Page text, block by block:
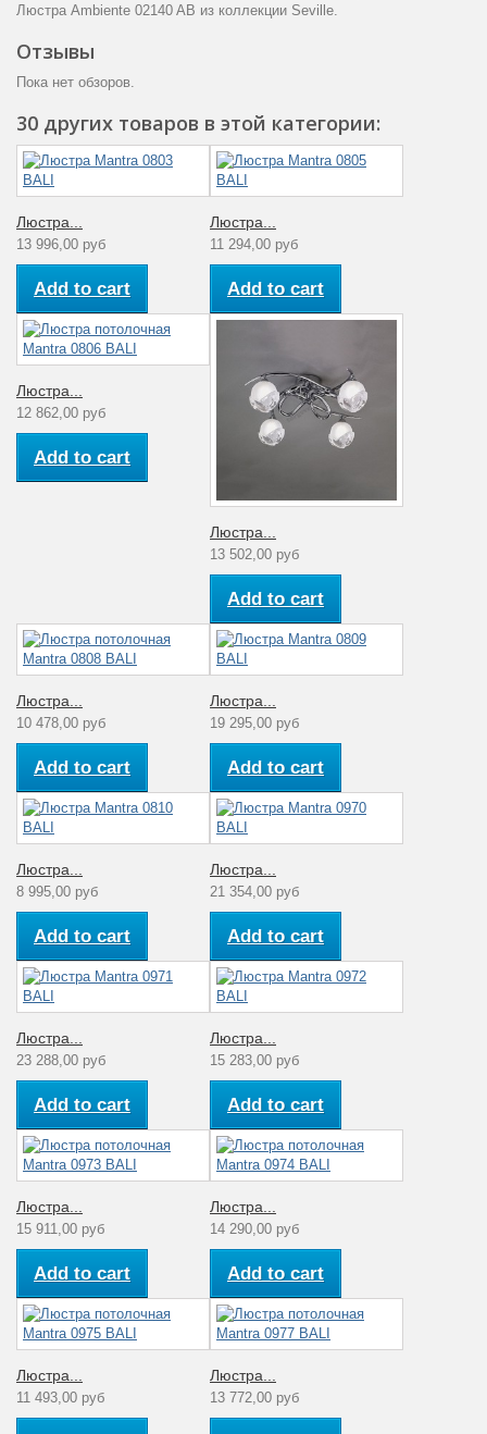
Люстра Ambiente 02140 AB из коллекции Seville.
Отзывы
Пока нет обзоров.
30 других товаров в этой категории:
Люстра...
13 996,00 руб
Add to cart
Люстра...
11 294,00 руб
Add to cart
Люстра...
12 862,00 руб
Add to cart
Люстра...
13 502,00 руб
Add to cart
Люстра...
10 478,00 руб
Add to cart
Люстра...
19 295,00 руб
Add to cart
Люстра...
8 995,00 руб
Add to cart
Люстра...
21 354,00 руб
Add to cart
Люстра...
23 288,00 руб
Add to cart
Люстра...
15 283,00 руб
Add to cart
Люстра...
15 911,00 руб
Add to cart
Люстра...
14 290,00 руб
Add to cart
Люстра...
11 493,00 руб
Люстра...
13 772,00 руб